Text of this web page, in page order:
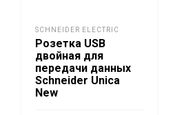
SCHNEIDER ELECTRIC
Розетка USB
двойная для
передачи данных
Schneider Unica
New